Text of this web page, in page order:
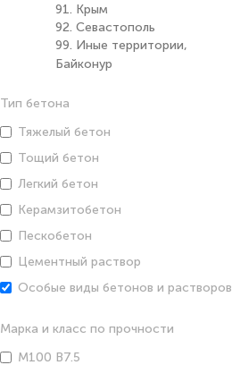
91. Крым
92. Севастополь
99. Иные территории,
Байконур
Тип бетона
Тяжелый бетон
Тощий бетон
Легкий бетон
Керамзитобетон
Пескобетон
Цементный раствор
Особые виды бетонов и растворов
Марка и класс по прочности
М100 В7.5